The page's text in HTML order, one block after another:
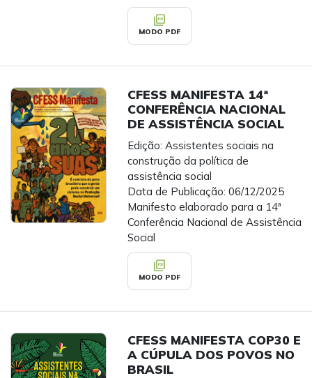
picture_as_pdf
MODO PDF
CFESS MANIFESTA 14ª
CONFERÊNCIA NACIONAL
DE ASSISTÊNCIA SOCIAL
Edição: Assistentes sociais na
construção da política de
assistência social
Data de Publicação: 06/12/2025
Manifesto elaborado para a 14ª
Conferência Nacional de Assistência
Social
picture_as_pdf
MODO PDF
CFESS MANIFESTA COP30 E
A CÚPULA DOS POVOS NO
BRASIL